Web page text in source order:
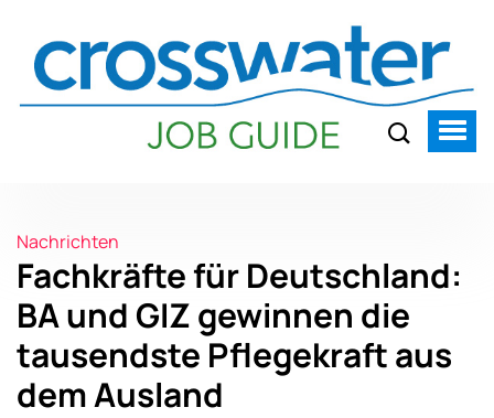
Nachrichten
Fachkräfte für Deutschland:
BA und GIZ gewinnen die
tausendste Pflegekraft aus
dem Ausland